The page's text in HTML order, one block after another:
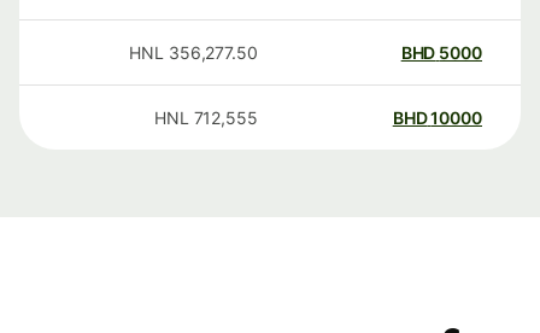
5000
BHD
356,277.50
HNL
10000
BHD
712,555
HNL